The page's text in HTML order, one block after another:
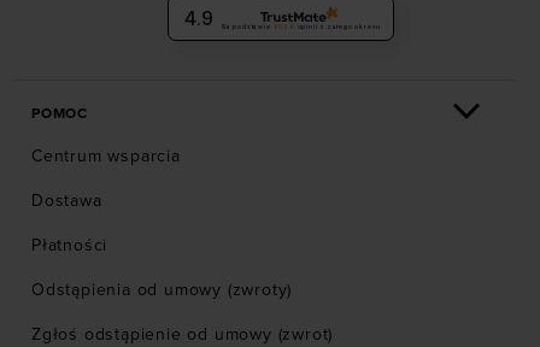
4.9 Na podstawie 6036 opinii z całego okresu
POMOC
Centrum wsparcia
Dostawa
Płatności
Odstąpienia od umowy (zwroty)
Zgłoś odstąpienie od umowy (zwrot)